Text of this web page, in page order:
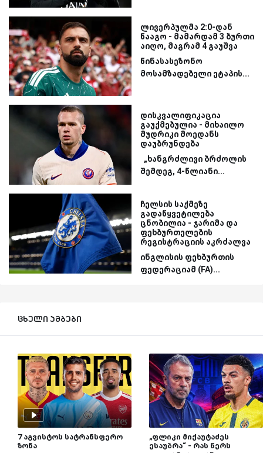
ლივერპულმა 2:0-დან
წააგო - მამარდამ 3 ბურთი
აიღო, მაგრამ 4 გაუშვა
წინასასეზონო
მოსამზადებელი ეტაპის...
დისკვალიფიკაცია
გაუქმებულია - მიხაილო
მუდრიკი მოედანს
დაუბრუნდება
„ხანგრძლივი ბრძოლის
შემდეგ, 4-წლიანი...
ჩელსის საქმეზე
გადაწყვეტილება
ცნობილია - ჯარიმა და
ფეხბურთელების
რეგისტრაციის აკრძალვა
ინგლისის ფეხბურთის
ფედერაციამ (FA)...
ცხელი ამბები
7 აგვისტოს სატრანსფერო
ზონა
„ფლიკი მიქაუტაძეს
ესაუბრა“ - რას წერს